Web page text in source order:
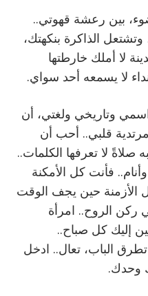
بين رعشة قهوتي..
الذاكرة بنكهتك،
لا أملك خارطتها
لا يسمعه أحد سواي.
وتاريخي ولغتي، أن
قلبي.. أحب أن
لا تعرفها الكلمات..
فأنت كل الأمكنة
الأزمنة حين يجف الوقت
ركن الروح.. امرأة
إليك كل صباح..
تطرق الباب، تعال.. ادخل
وحدك.